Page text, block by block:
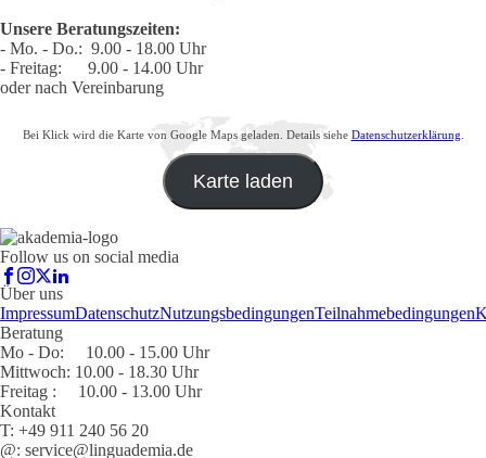
Unsere Beratungszeiten:
- Mo. - Do.: 9.00 - 18.00 Uhr
- Freitag: 9.00 - 14.00 Uhr
oder nach Vereinbarung
Bei Klick wird die Karte von Google Maps geladen. Details siehe Datenschutzerklärung
Karte laden
Follow us on social media
Über uns
ImpressumDatenschutzNutzungsbedingungenTeilnahmebedingungen
Beratung
Mo - Do: 10.00 - 15.00 Uhr
Mittwoch: 10.00 - 18.30 Uhr
Freitag : 10.00 - 13.00 Uhr
Kontakt
T: +49 911 240 56 20
@: service@linguademia.de